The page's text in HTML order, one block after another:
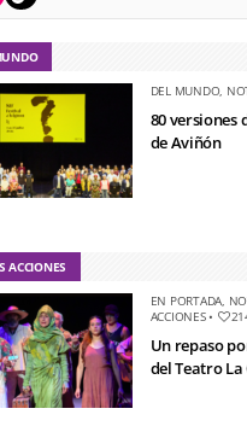
DEL MUNDO,
80 versiones
de Aviñón
ACCIONES
EN PORTADA,
ACCIONES•
Un repaso
del Teatro